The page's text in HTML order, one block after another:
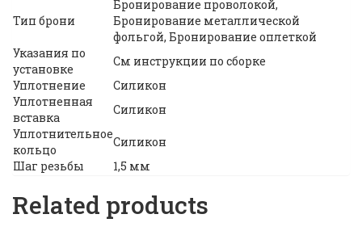
Тип брони
Бронирование проволокой,
Бронирование металлической
фольгой, Бронирование оплеткой
Указания по
установке
См инструкции по сборке
Уплотнение
Силикон
Уплотненная
вставка
Силикон
Уплотнительное
кольцо
Силикон
Шаг резьбы
1,5 мм
Related products